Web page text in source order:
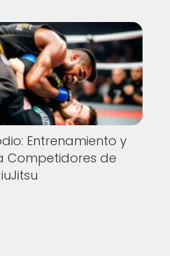
Entrenamiento y
Competidores de